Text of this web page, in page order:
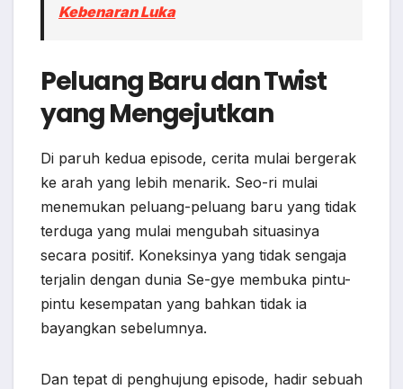
Kebenaran Luka
Peluang Baru dan Twist
yang Mengejutkan
Di paruh kedua episode, cerita mulai bergerak
ke arah yang lebih menarik. Seo-ri mulai
menemukan peluang-peluang baru yang tidak
terduga yang mulai mengubah situasinya
secara positif. Koneksinya yang tidak sengaja
terjalin dengan dunia Se-gye membuka pintu-
pintu kesempatan yang bahkan tidak ia
bayangkan sebelumnya.
Dan tepat di penghujung episode, hadir sebuah